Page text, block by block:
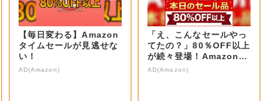
【毎日変わる】Amazon
タイムセールが見逃せな
い！
AD(Amazon)
「え、こんなセールやっ
てたの？」80％OFF以上
が続々登場！Amazonの
本気が...
AD(Amazon)